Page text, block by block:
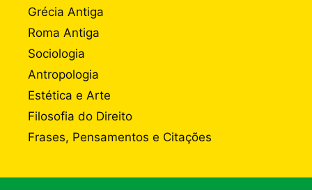
Grécia Antiga
Roma Antiga
Sociologia
Antropologia
Estética e Arte
Filosofia do Direito
Frases, Pensamentos e Citações